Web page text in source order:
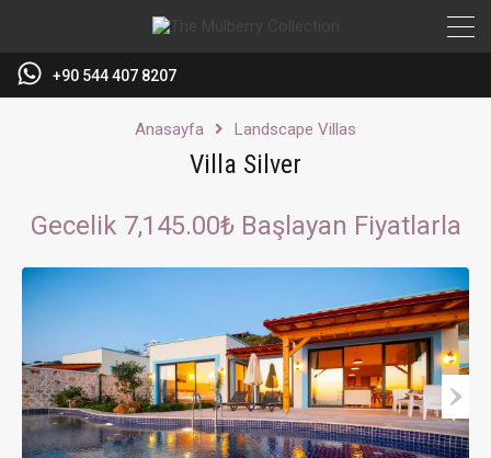
+90 544 407 8207
Anasayfa Landscape Villas
Villa Silver
Gecelik 7,145.00₺ Başlayan Fiyatlarla